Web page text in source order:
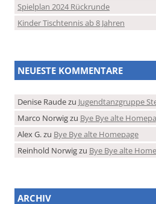
Spielplan 2024 Rückrunde
Kinder Tischtennis ab 8 Jahren
NEUESTE KOMMENTARE
Denise Raudezu Jugendtanzgruppe
Marco Norwigzu Bye Bye alte
Alex G.zu Bye Bye alte Homepage
Reinhold Norwigzu Bye Bye alte
ARCHIV